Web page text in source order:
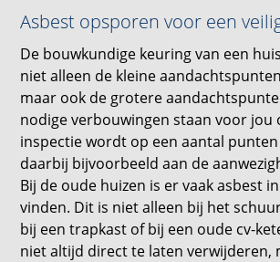
Asbest opsporen voor een
De bouwkundige keuring van een
niet alleen de kleine
maar ook de grotere
nodige verbouwingen staan voor jou
inspectie wordt op een aantal
daarbij bijvoorbeeld aan de
Bij de oude huizen is er vaak asbest
vinden. Dit is niet alleen bij het
bij een trapkast of bij een oude cv-
niet altijd direct te laten verwijderen,